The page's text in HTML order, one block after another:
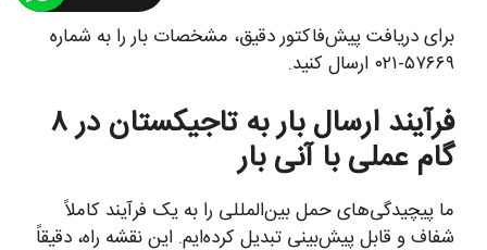
برای دریافت پیش‌فاکتور دقیق، مشخصات بار را به شماره
۵۷۶۶۹-۰۲۱ ارسال کنید.
فرآیند ارسال بار به تاجیکستان در ۸
گام عملی با آنی بار
ما پیچیدگی‌های حمل بین‌المللی را به یک فرآیند کاملاً
شفاف و قابل پیش‌بینی تبدیل کرده‌ایم. این نقشه راه، دقیقاً